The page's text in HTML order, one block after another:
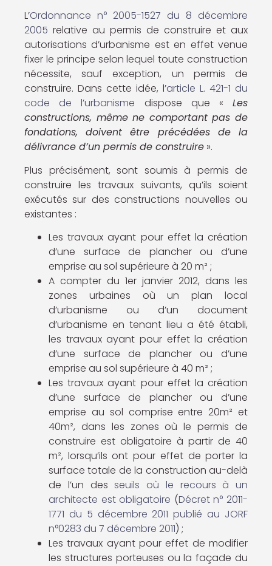
L’Ordonnance n° 2005-1527 du 8 décembre
2005 relative au permis de construire et aux
autorisations d’urbanisme est en effet venue
fixer le principe selon lequel toute construction
nécessite, sauf exception, un permis de
construire. Dans cette idée, l’article L. 421-1 du
code de l’urbanisme dispose que «Les
constructions, même ne comportant pas de
fondations, doivent être précédées de la
délivrance d’un permis de construire ».
Plus précisément, sont soumis à permis de
construire les travaux suivants, qu’ils soient
exécutés sur des constructions nouvelles ou
existantes :
Les travaux ayant pour effet la création
d’une surface de plancher ou d’une
emprise au sol supérieure à 20 m² ;
A compter du 1er janvier 2012, dans les
zones urbaines où un plan local
d’urbanisme ou d’un document
d’urbanisme en tenant lieu a été établi,
les travaux ayant pour effet la création
d’une surface de plancher ou d’une
emprise au sol supérieure à 40 m² ;
Les travaux ayant pour effet la création
d’une surface de plancher ou d’une
emprise au sol comprise entre 20m² et
40m², dans les zones où le permis de
construire est obligatoire à partir de 40
m², lorsqu’ils ont pour effet de porter la
surface totale de la construction au-delà
de l’un desseuils où le recours à un
architecte est obligatoire (Décret n° 2011-
1771 du 5 décembre 2011 publié au JORF
n°0283 du 7 décembre 2011) ;
Les travaux ayant pour effet de modifier
les structures porteuses ou la façade du